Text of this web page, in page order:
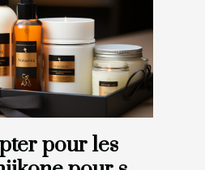
pour les